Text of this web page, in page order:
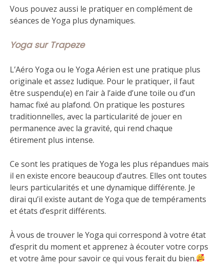
Vous pouvez aussi le pratiquer en complément de
séances de Yoga plus dynamiques.
Yoga sur Trapeze
L’Aéro Yoga ou le Yoga Aérien est une pratique plus
originale et assez ludique. Pour le pratiquer, il faut
être suspendu(e) en l’air à l’aide d’une toile ou d’un
hamac fixé au plafond. On pratique les postures
traditionnelles, avec la particularité de jouer en
permanence avec la gravité, qui rend chaque
étirement plus intense.
Ce sont les pratiques de Yoga les plus répandues mais
il en existe encore beaucoup d’autres. Elles ont toutes
leurs particularités et une dynamique différente. Je
dirai qu’il existe autant de Yoga que de tempéraments
et états d’esprit différents.
À vous de trouver le Yoga qui correspond à votre état
d’esprit du moment et apprenez à écouter votre corps
et votre âme pour savoir ce qui vous ferait du bien.